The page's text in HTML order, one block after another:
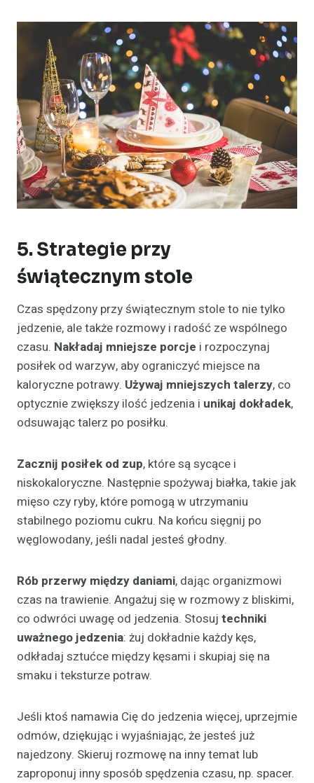
5. Strategie przy
świątecznym stole
Czas spędzony przy świątecznym stole to nie tylko
jedzenie, ale także rozmowy i radość ze wspólnego
czasu. Nakładaj mniejsze porcje i rozpoczynaj
posiłek od warzyw, aby ograniczyć miejsce na
kaloryczne potrawy. Używaj mniejszych talerzy, co
optycznie zwiększy ilość jedzenia i unikaj dokładek,
odsuwając talerz po posiłku.
Zacznij posiłek od zup, które są sycące i
niskokaloryczne. Następnie spożywaj białka, takie jak
mięso czy ryby, które pomogą w utrzymaniu
stabilnego poziomu cukru. Na końcu sięgnij po
węglowodany, jeśli nadal jesteś głodny.
Rób przerwy między daniami, dając organizmowi
czas na trawienie. Angażuj się w rozmowy z bliskimi,
co odwróci uwagę od jedzenia. Stosuj techniki
uważnego jedzenia: żuj dokładnie każdy kęs,
odkładaj sztućce między kęsami i skupiaj się na
smaku i teksturze potraw.
Jeśli ktoś namawia Cię do jedzenia więcej, uprzejmie
odmów, dziękując i wyjaśniając, że jesteś już
najedzony. Skieruj rozmowę na inny temat lub
zaproponuj inny sposób spędzenia czasu, np. spacer.